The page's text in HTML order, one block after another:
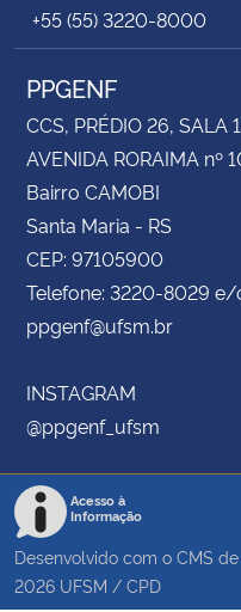
+55 (55) 3220-8000
PPGENF
CCS, PRÉDIO 26, SALA
AVENIDA RORAIMA nº
Bairro CAMOBI
Santa Maria - RS
CEP: 97105900
Telefone: 3220-8029
ppgenf@ufsm.br
INSTAGRAM
@ppgenf_ufsm
Acesso à
Informação
Desenvolvido com o CMS
2026 UFSM / CPD